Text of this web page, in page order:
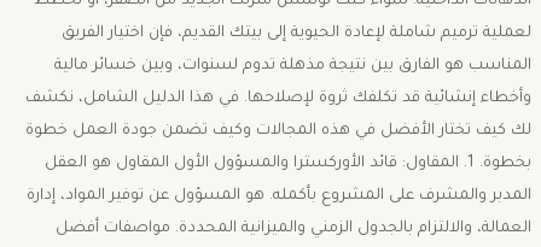
لعملية ترميم شاملة لإعادة الحيوية إلى بيتك القديم، فإن اختيار الفريق
المناسب هو الفارق بين نتيجة مذهلة تدوم لسنوات، وبين خسائر مالية
وأخطاء إنشائية قد تكلفك ثروة لإصلاحها. في هذا الدليل الشامل، نكشف
لك كيف تختار الأفضل في هذه المجالات وكيف تضمن جودة العمل خطوة
بخطوة. ​1. المقاول: قائد الأوركسترا والمسؤول الأول ​المقاول هو العقل
المدبر والمشرف على المشروع بأكمله. هو المسؤول عن توفير المواد، إدارة
العمالة، والالتزام بالجدول الزمني والميزانية المحددة. ​مواصفات أفضل